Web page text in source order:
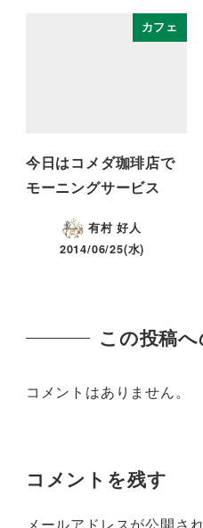
カフェ
今日はコメダ珈琲店で
モーニングサービス
有村 好人
2014/06/25(水)
この投稿
コメントはありません。
コメントを残す
メールアドレスが公開さ